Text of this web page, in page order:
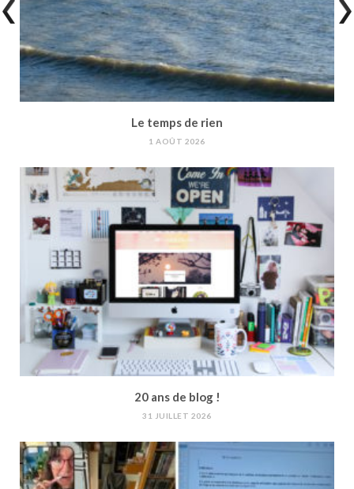
Le temps de rien
1 AOÛT 2026
20 ans de blog !
31 JUILLET 2026